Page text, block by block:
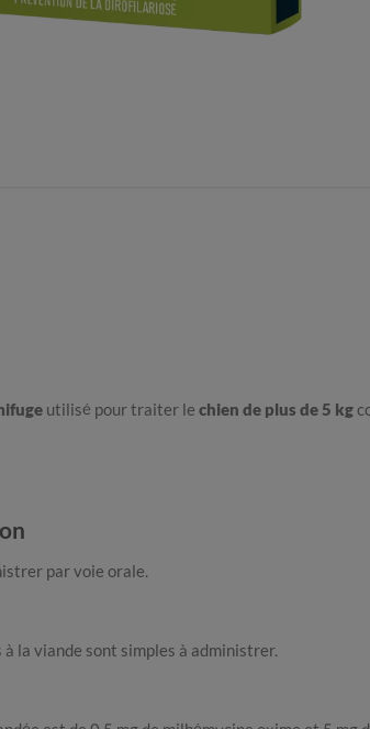
utilisé pour traiter le chien de plus de 5 kg
par voie orale.
la viande sont simples à administrer.